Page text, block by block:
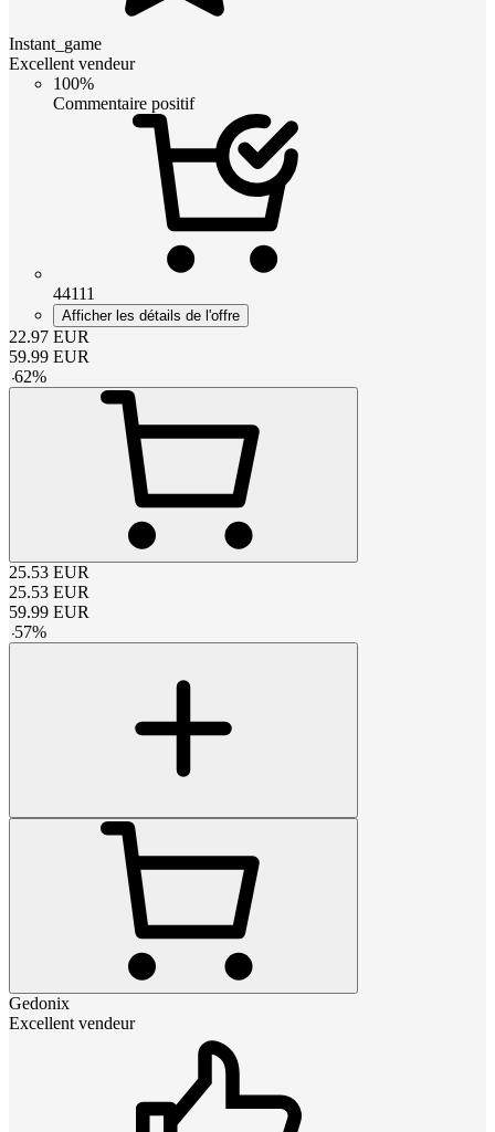
Instant_game
Excellent vendeur
100%
Commentaire positif
44111
Afficher les détails de l'offre
22.97 EUR
59.99 EUR
-62%
25.53 EUR
25.53 EUR
59.99 EUR
-57%
Gedonix
Excellent vendeur